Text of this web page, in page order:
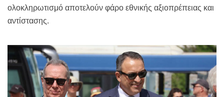
ολοκληρωτισμό αποτελούν φάρο εθνικής αξιοπρέπειας και
αντίστασης.